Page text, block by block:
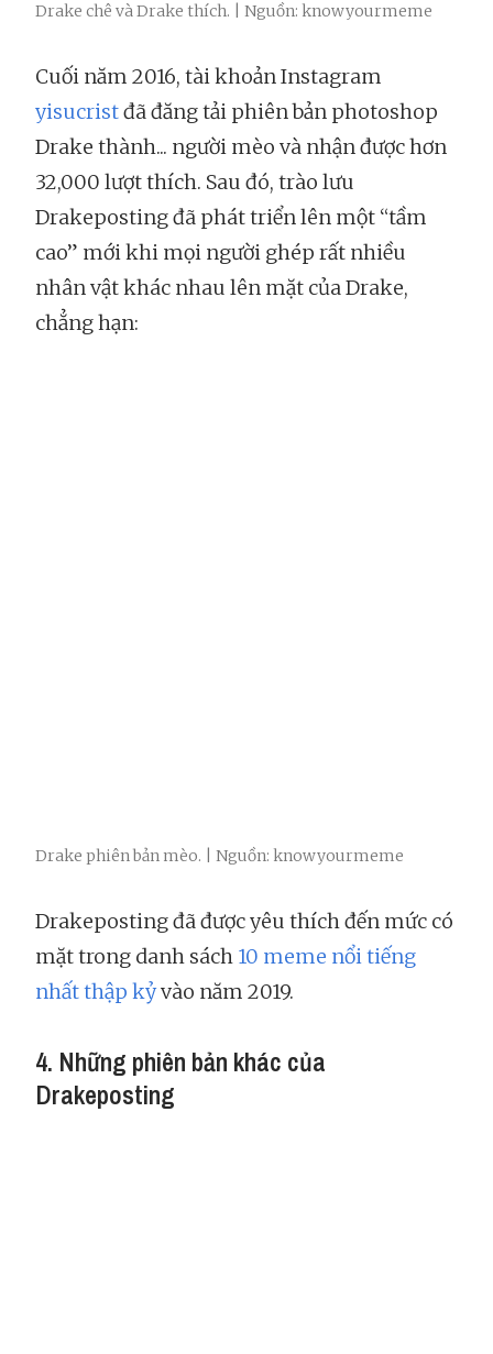
Drake chê và Drake thích. | Nguồn: knowyourmeme
Cuối năm 2016, tài khoản Instagram
yisucristđã đăng tải phiên bản photoshop
Drake thành... người mèo và nhận được hơn
32,000 lượt thích. Sau đó, trào lưu
Drakeposting đã phát triển lên một “tầm
cao” mới khi mọi người ghép rất nhiều
nhân vật khác nhau lên mặt của Drake,
chẳng hạn:
Drake phiên bản mèo. | Nguồn: knowyourmeme
Drakeposting đã được yêu thích đến mức có
mặt trong danh sách 10 meme nổi tiếng
nhất thập kỷvào năm 2019.
4. Những phiên bản khác của
Drakeposting